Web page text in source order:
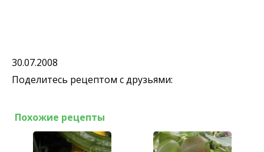
30.07.2008
Поделитесь рецептом с друзьями:
Похожие рецепты